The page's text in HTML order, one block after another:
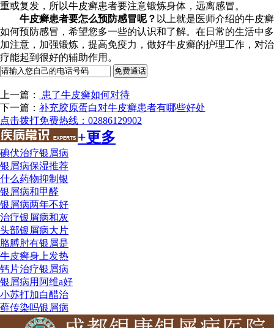
重或复发，所以牛皮癣患者要注意锻炼身体，远离感冒。
牛皮癣患者要怎么预防感冒呢？ 以上就是医师介绍的牛皮癣
如何预防感冒，希望您多一些的认识和了解。在日常的生活中多
加注意，加强锻炼，提高免疫力，做好牛皮癣的护理工作，对治
疗能起到很好的辅助作用。
上一篇：
患了牛皮癣如何对待
下一篇： 补充胶原蛋白对牛皮癣患者有哪些好处
点击拨打免费热线：02886129902
+更多
碘伏治疗银屑病
银屑病保湿推荐
什么药物抑制银
银屑病和甲醛
银屑病两年不好
治疗银屑病和灰
头部银屑病大片
胳膊肘有银屑是
牛皮癣身上发热
钙片治疗银屑病
银屑病用阿维a好
小苏打加白醋治
藓传染吗银屑病